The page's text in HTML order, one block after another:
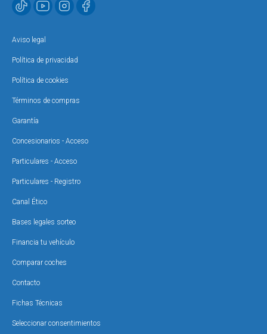
Aviso legal
Política de privacidad
Política de cookies
Términos de compras
Garantía
Concesionarios - Acceso
Particulares - Acceso
Particulares - Registro
Canal Ético
Bases legales sorteo
Financia tu vehículo
Comparar coches
Contacto
Fichas Técnicas
Seleccionar consentimientos